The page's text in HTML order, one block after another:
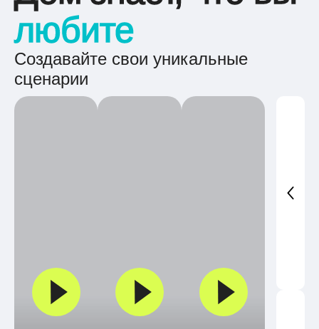
любите
Создавайте свои уникальные
сценарии